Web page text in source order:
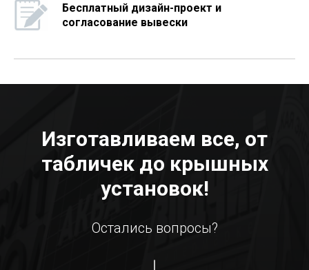
Бесплатный дизайн-проект и
согласование вывески
Изготавливаем все, от
табличек до крышных
установок!
Остались вопросы?